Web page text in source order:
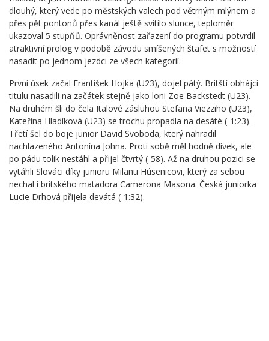
dlouhý, který vede po městských valech pod větrným mlýnem a
přes pět pontonů přes kanál ještě svítilo slunce, teploměr
ukazoval 5 stupňů. Oprávněnost zařazení do programu potvrdil
atraktivní prolog v podobě závodu smíšených štafet s možností
nasadit po jednom jezdci ze všech kategorií.
První úsek začal František Hojka (U23), dojel pátý. Britští obhájci
titulu nasadili na začátek stejně jako loni Zoe Backstedt (U23).
Na druhém šli do čela Italové zásluhou Stefana Viezziho (U23),
Kateřina Hladíková (U23) se trochu propadla na desáté (-1:23).
Třetí šel do boje junior David Svoboda, který nahradil
nachlazeného Antonína Johna. Proti sobě měl hodně dívek, ale
po pádu tolik nestáhl a přijel čtvrtý (-58). Až na druhou pozici se
vytáhli Slováci díky junioru Milanu Húsenicovi, který za sebou
nechal i britského matadora Camerona Masona. Česká juniorka
Lucie Drhová přijela devátá (-1:32).